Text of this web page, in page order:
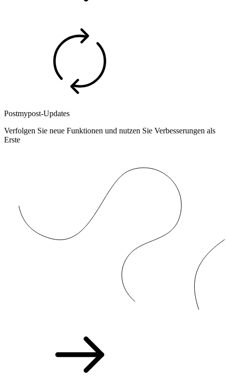
Postmypost-Updates
Verfolgen Sie neue Funktionen und nutzen Sie Verbesserungen als
Erste